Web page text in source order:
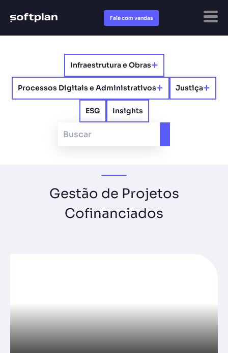
Fale com vendas
Infraestrutura e Obras+
Processos Digitais e Administrativos​+ Justiça+
ESG Insights
Gestão de Projetos
Cofinanciados